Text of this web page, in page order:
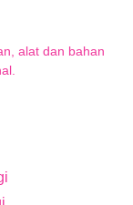
alat dan bahan